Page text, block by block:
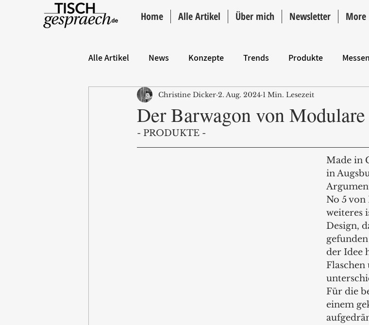
Home Alle Artikel Über mich Newsletter More
Alle Artikel News Konzepte Trends Produkte Messen
Hintergrund ANZEIGE Intro
Der Barwagon von Modulare
Christine Dicker 2. Aug. 2024 1 Min. Lesezeit
- PRODUKTE -
Made in
in
No 5
weiteres
Design,
der Idee
Flaschen
Für die
einem